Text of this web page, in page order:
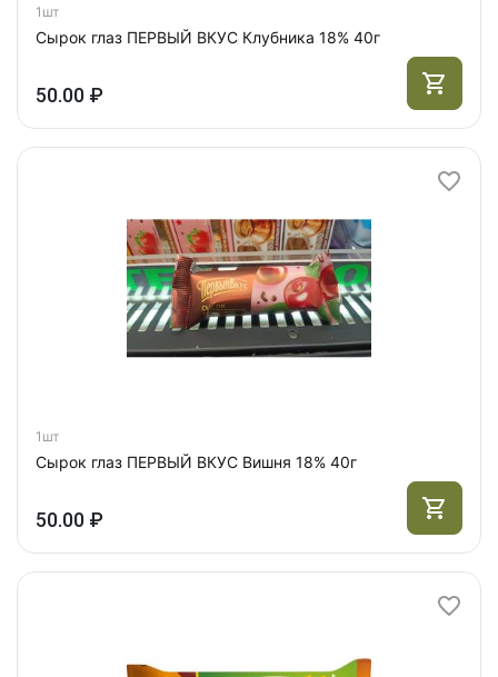
1шт
Сырок глаз ПЕРВЫЙ ВКУС Клубника 18% 40г
50.00 ₽
1шт
Сырок глаз ПЕРВЫЙ ВКУС Вишня 18% 40г
50.00 ₽